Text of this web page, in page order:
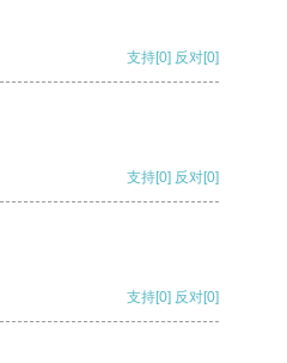
支持[0] 反对[0]
支持[0] 反对[0]
支持[0] 反对[0]